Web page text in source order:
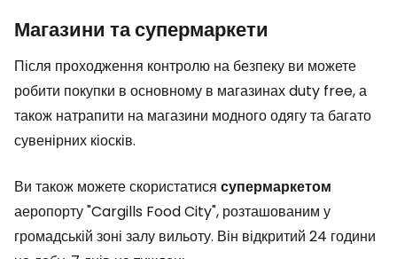
Магазини та супермаркети
Після проходження контролю на безпеку ви можете
робити покупки в основному в магазинахduty free, а
також натрапити на магазини модного одягу та багато
сувенірних кіосків.
Ви також можете скористатися супермаркетом
аеропорту "Cargills Food City", розташованим у
громадській зоні залу вильоту. Він відкритий 24 години